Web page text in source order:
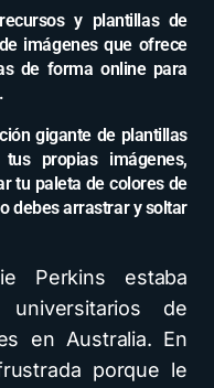
y plantillas de
imágenes que ofrece
de forma online para
gigante de plantillas
propias imágenes,
tu paleta de colores de
debes arrastrar y soltar
Perkins estaba
de
en Australia. En
porque le